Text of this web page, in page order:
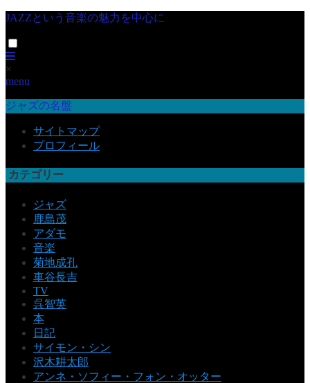
JAZZという音楽の魅力を中心に
×
menu
ジャズの名盤
サイトマップ
プロフィール
カテゴリー
ジャズ
鹿島茂
アダモ
音楽
菊地成孔
車谷長吉
TV
呉智英
本
日記
サイモン・シン
沢木耕太郎
アンネ・ソフィー・フォン・オッター